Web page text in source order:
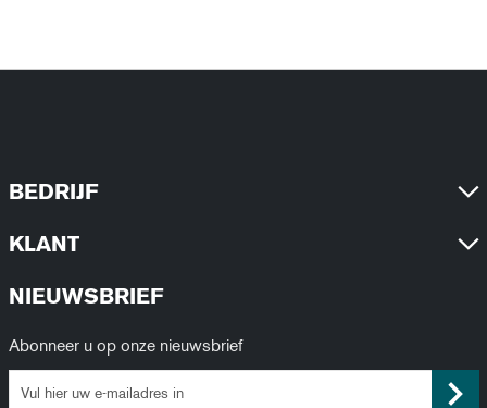
BEDRIJF
KLANT
NIEUWSBRIEF
Abonneer u op onze nieuwsbrief